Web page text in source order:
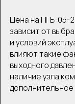
Цена на ПГБ-05-
зависит от
и условий
влияют такие
выходного
наличие узла
дополнительное